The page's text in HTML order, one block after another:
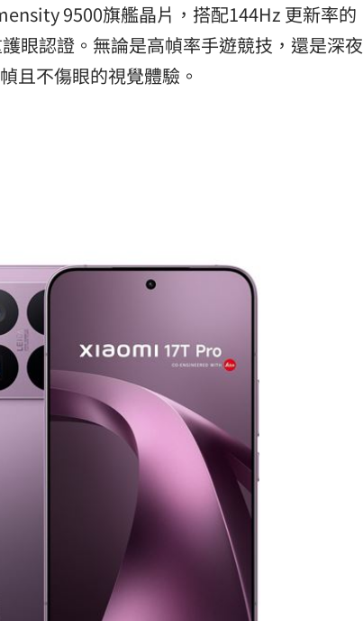
9500旗艦晶片，搭配144Hz 更新率的
眼認證。無論是高幀率手遊競技，還是深夜
且不傷眼的視覺體驗。